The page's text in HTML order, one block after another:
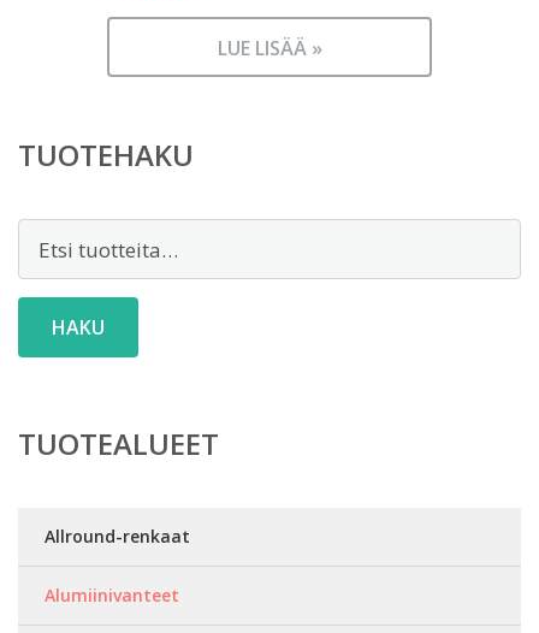
LUE LISÄÄ »
TUOTEHAKU
HAKU
TUOTEALUEET
Allround-renkaat
Alumiinivanteet